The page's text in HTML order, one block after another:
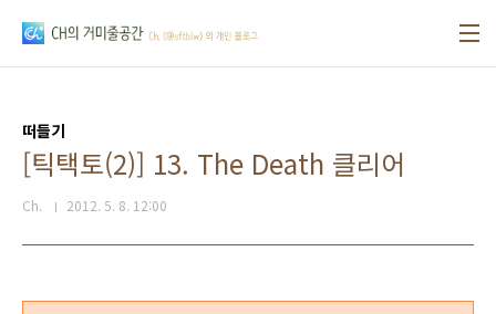
떠들기
[틱택토(2)] 13. The Death 클리어
Ch. 2012. 5. 8. 12:00